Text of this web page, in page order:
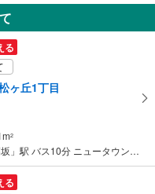
町楓ヶ丘3丁目
る
ヶ丘1丁目
2
東武東上線 「高坂」駅 バス10分 ニュータウン中央 バス停下車 徒歩3分
る